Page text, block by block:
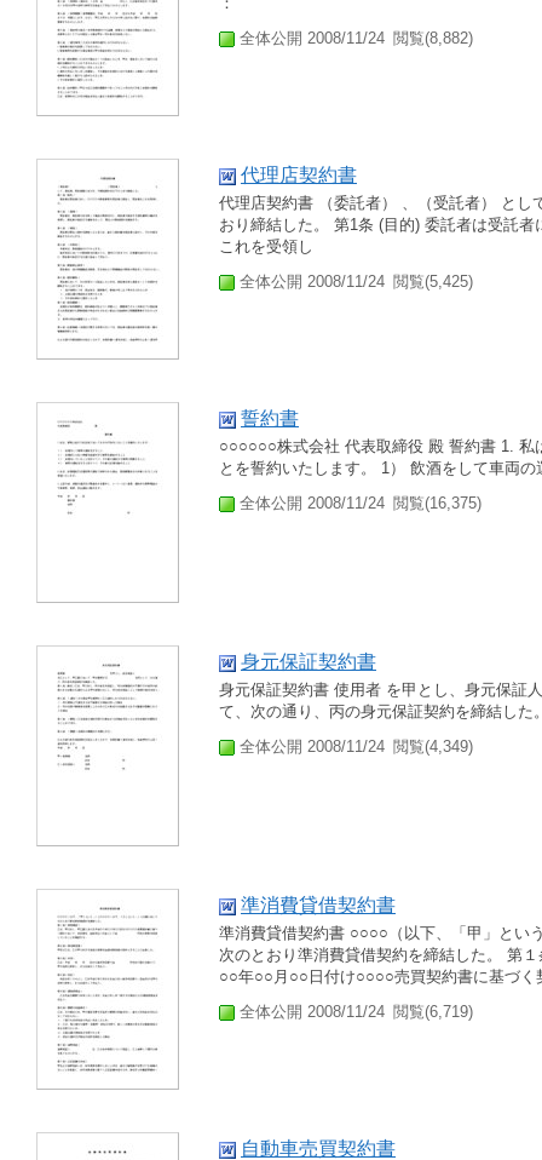
全体公開 2008/11/24 閲覧(8,882)
代理店契約書
代理店契約書 （委託者） 、（受託者） とし
おり締結した。 第1条 (目的) 委託者は受託
これを受領し
全体公開 2008/11/24 閲覧(5,425)
誓約書
○○○○○○株式会社 代表取締役 殿 誓約書 1. 私
とを誓約いたします。 1） 飲酒をして車両の
全体公開 2008/11/24 閲覧(16,375)
身元保証契約書
身元保証契約書 使用者 を甲とし、身元保証
て、次の通り、丙の身元保証契約を締結し
全体公開 2008/11/24 閲覧(4,349)
準消費貸借契約書
準消費貸借契約書 ○○○○（以下、「甲」とい
次のとおり準消費貸借契約を締結した。 第
○○年○○月○○日付け○○○○売買契約書に基づく
全体公開 2008/11/24 閲覧(6,719)
自動車売買契約書